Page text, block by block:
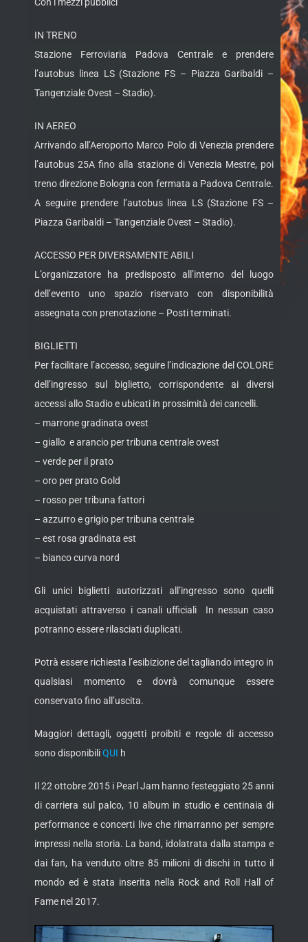
Con i mezzi pubblici
IN TRENO
Stazione Ferroviaria Padova Centrale e prendere
l’autobus linea LS (Stazione FS – Piazza Garibaldi –
Tangenziale Ovest – Stadio).
IN AEREO
Arrivando all’Aeroporto Marco Polo di Venezia prendere
l’autobus 25A fino alla stazione di Venezia Mestre, poi
treno direzione Bologna con fermata a Padova Centrale.
A seguire prendere l’autobus linea LS (Stazione FS –
Piazza Garibaldi – Tangenziale Ovest – Stadio).
ACCESSO PER DIVERSAMENTE ABILI
L’organizzatore ha predisposto all’interno del luogo
dell’evento uno spazio riservato con disponibilità
assegnata con prenotazione – Posti terminati.
BIGLIETTI
Per facilitare l’accesso, seguire l’indicazione del COLORE
dell’ingresso sul biglietto, corrispondente ai diversi
accessi allo Stadio e ubicati in prossimità dei cancelli.
– marrone gradinata ovest
– giallo e arancio per tribuna centrale ovest
– verde per il prato
– oro per prato Gold
– rosso per tribuna fattori
– azzurro e grigio per tribuna centrale
– est rosa gradinata est
– bianco curva nord
Gli unici biglietti autorizzati all’ingresso sono quelli
acquistati attraverso i canali ufficiali In nessun caso
potranno essere rilasciati duplicati.
Potrà essere richiesta l’esibizione del tagliando integro in
qualsiasi momento e dovrà comunque essere
conservato fino all’uscita.
Maggiori dettagli, oggetti proibiti e regole di accesso
sono disponibiliQUI h
Il 22 ottobre 2015 i Pearl Jam hanno festeggiato 25 anni
di carriera sul palco, 10 album in studio e centinaia di
performance e concerti live che rimarranno per sempre
impressi nella storia. La band, idolatrata dalla stampa e
dai fan, ha venduto oltre 85 milioni di dischi in tutto il
mondo ed è stata inserita nella Rock and Roll Hall of
Fame nel 2017.